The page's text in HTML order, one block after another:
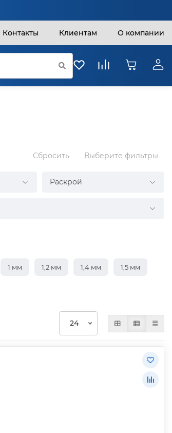
Контакты Клиентам О компании
Сбросить Выберите фильтры
Раскрой
1 мм 1,2 мм 1,4 мм 1,5 мм